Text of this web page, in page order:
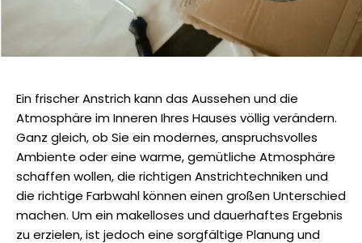
Ein frischer Anstrich kann das Aussehen und die
Atmosphäre im Inneren Ihres Hauses völlig verändern.
Ganz gleich, ob Sie ein modernes, anspruchsvolles
Ambiente oder eine warme, gemütliche Atmosphäre
schaffen wollen, die richtigen Anstrichtechniken und
die richtige Farbwahl können einen großen Unterschied
machen. Um ein makelloses und dauerhaftes Ergebnis
zu erzielen, ist jedoch eine sorgfältige Planung und